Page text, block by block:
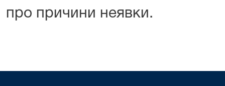
про причини неявки.